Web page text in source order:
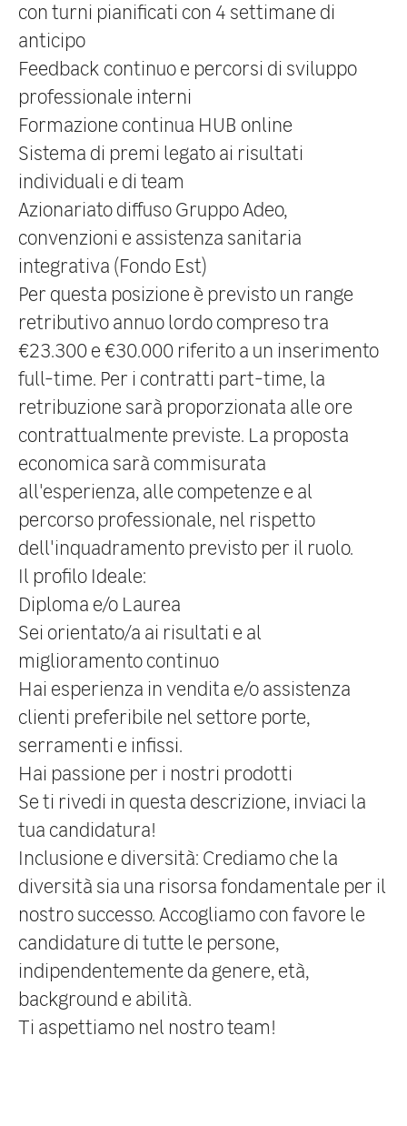
con turni pianificati con 4 settimane di
anticipo
Feedback continuo e percorsi di sviluppo
professionale interni
Formazione continua HUB online
Sistema di premi legato ai risultati
individuali e di team
Azionariato diffuso Gruppo Adeo,
convenzioni e assistenza sanitaria
integrativa (Fondo Est)
Per questa posizione è previsto un range
retributivo annuo lordo compresotra
€23.300 e €30.000 riferito a un inserimento
full-time. Per i contratti part-time, la
retribuzione sarà proporzionata alle ore
contrattualmente previste. La proposta
economica sarà commisurata
all'esperienza, alle competenze e al
percorso professionale, nel rispetto
dell'inquadramento previsto per il ruolo.
Il profilo Ideale:
Diploma e/o Laurea
Sei orientato/a ai risultati e al
miglioramento continuo
Hai esperienza in vendita e/o assistenza
clienti preferibile nel settore porte,
serramenti e infissi.
Hai passione per i nostri prodotti
Se ti rivedi in questa descrizione, inviaci la
tua candidatura!
Inclusione e diversità: Crediamo che la
diversità sia una risorsa fondamentale per il
nostro successo. Accogliamo con favore le
candidature di tutte le persone,
indipendentemente da genere, età,
background e abilità.
Ti aspettiamo nel nostro team!